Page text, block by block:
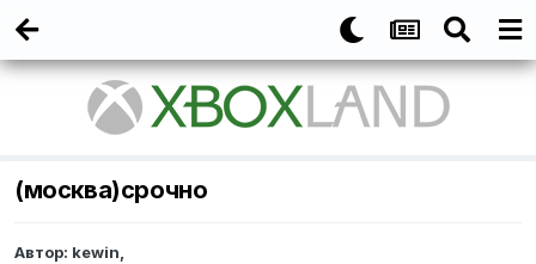
(москва)срочно
Автор: kewin,